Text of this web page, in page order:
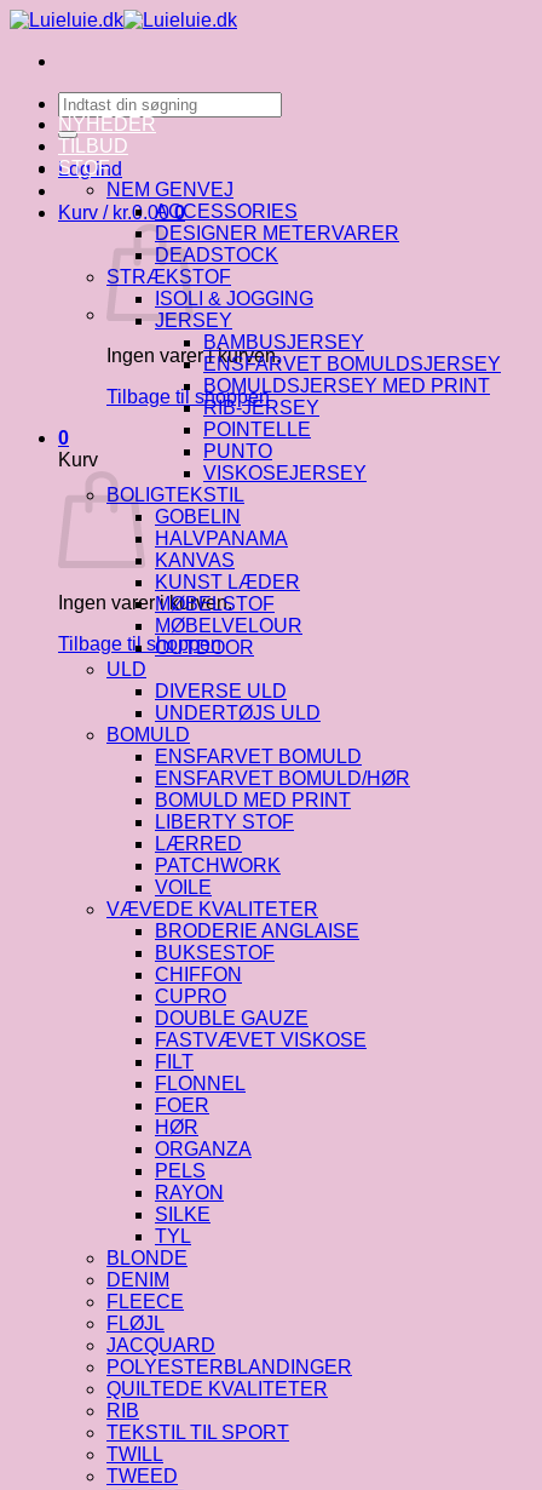
Fortsæt
indhold
Søg
efter:
Log ind
Kurv / kr.0.00 0
Ingen varer i kurven.
Tilbage til shoppen
0
Kurv
Ingen varer i kurven.
Tilbage til shoppen
NYHEDER
TILBUD
STOF
NEM GENVEJ
ACCESSORIES
DESIGNER METERVARER
DEADSTOCK
STRÆKSTOF
ISOLI & JOGGING
JERSEY
BAMBUSJERSEY
ENSFARVET BOMULDSJERSEY
BOMULDSJERSEY MED PRINT
RIB-JERSEY
POINTELLE
PUNTO
VISKOSEJERSEY
BOLIGTEKSTIL
GOBELIN
HALVPANAMA
KANVAS
KUNST LÆDER
MØBELSTOF
MØBELVELOUR
OUTDOOR
ULD
DIVERSE ULD
UNDERTØJS ULD
BOMULD
ENSFARVET BOMULD
ENSFARVET BOMULD/HØR
BOMULD MED PRINT
LIBERTY STOF
LÆRRED
PATCHWORK
VOILE
VÆVEDE KVALITETER
BRODERIE ANGLAISE
BUKSESTOF
CHIFFON
CUPRO
DOUBLE GAUZE
FASTVÆVET VISKOSE
FILT
FLONNEL
FOER
HØR
ORGANZA
PELS
RAYON
SILKE
TYL
BLONDE
DENIM
FLEECE
FLØJL
JACQUARD
POLYESTERBLANDINGER
QUILTEDE KVALITETER
RIB
TEKSTIL TIL SPORT
TWILL
TWEED